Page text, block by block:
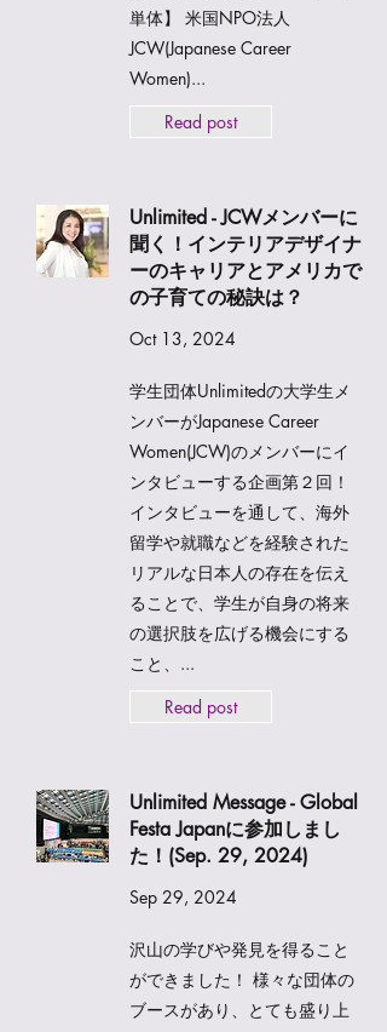
単体】 米国NPO法人
JCW(Japanese Career
Women)...
Read post
Unlimited - JCWメンバーに
聞く！インテリアデザイナ
ーのキャリアとアメリカで
の子育ての秘訣は？
Oct 13, 2024
学生団体Unlimitedの大学生メ
ンバーがJapanese Career
Women(JCW)のメンバーにイ
ンタビューする企画第２回！
インタビューを通して、海外
留学や就職などを経験された
リアルな日本人の存在を伝え
ることで、学生が自身の将来
の選択肢を広げる機会にする
こと、...
Read post
Unlimited Message - Global
Festa Japanに参加しまし
た！(Sep. 29, 2024)
Sep 29, 2024
沢山の学びや発見を得ること
ができました！ 様々な団体の
ブースがあり、とても盛り上